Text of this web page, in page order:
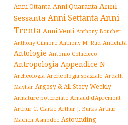
Anni Ottanta Anni Quaranta Anni
Sessanta Anni SettantaAnni
Trenta Anni Venti Anthony Boucher
Anthony Gilmore Anthony M. Rud Antichità
Antologie Antonio Colacicco
Antropologia Appendice N
Archeologia Archeologia spaziale Ardath
Mayhar Argosy & All-Story Weekly
Armature potenziate Arnaud d'Apremont
Arthur C. Clarke Arthur J. Burks Arthur
Machen Asmodee Astounding